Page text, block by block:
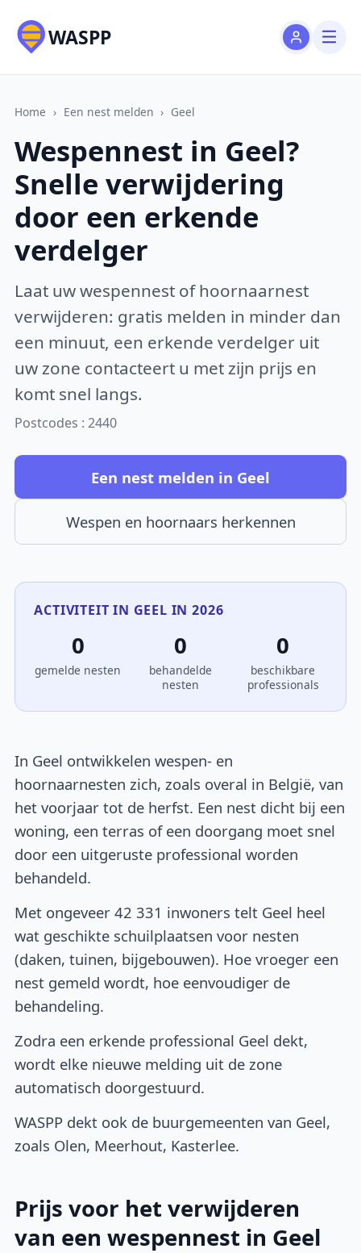
WASPP
Home › Een nest melden › Geel
Wespennest in Geel?
Snelle verwijdering
door een erkende
verdelger
Laat uw wespennest of hoornaarnest
verwijderen: gratis melden in minder dan
een minuut, een erkende verdelger uit
uw zone contacteert u met zijn prijs en
komt snel langs.
Postcodes : 2440
Een nest melden in Geel
Wespen en hoornaars herkennen
ACTIVITEIT IN GEEL IN 2026
0
gemelde nesten
0
behandelde
nesten
0
beschikbare
professionals
In Geel ontwikkelen wespen- en
hoornaarnesten zich, zoals overal in België, van
het voorjaar tot de herfst. Een nest dicht bij een
woning, een terras of een doorgang moet snel
door een uitgeruste professional worden
behandeld.
Met ongeveer 42 331 inwoners telt Geel heel
wat geschikte schuilplaatsen voor nesten
(daken, tuinen, bijgebouwen). Hoe vroeger een
nest gemeld wordt, hoe eenvoudiger de
behandeling.
Zodra een erkende professional Geel dekt,
wordt elke nieuwe melding uit de zone
automatisch doorgestuurd.
WASPP dekt ook de buurgemeenten van Geel,
zoals Olen, Meerhout, Kasterlee.
Prijs voor het verwijderen
van een wespennest in Geel